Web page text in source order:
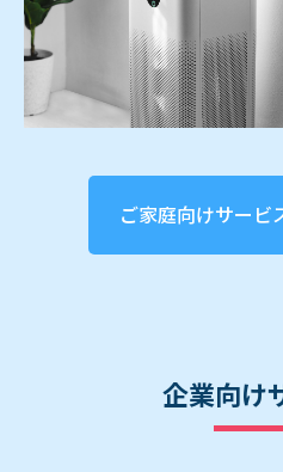
ご家庭向けサービ
企業向け